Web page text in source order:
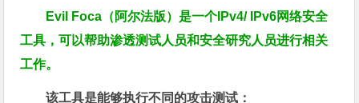
Evil Foca （阿尔法版）是一个 IPv4/ IPv6网络安全
工具，可以帮助渗透测试人员和安全研究人员进行相关
工作。
该工具是能够执行不同的攻击测试：